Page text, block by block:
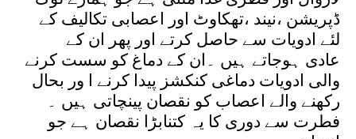
ڈپریشن ،نیند ،تھکاوٹ اور اعصابی تکالیف کے
لئے ادویات سے حاصل کرتے اور پھر ان کے
عادی ہوجاتے ہیں ۔ان کے دماغ کو سست کرنے
والی ادویات دماغی کنکشز پیدا کرنے ا ور بحال
رکھنے والے اعصاب کو نقصان پینچاتی ہیں ۔
فطرت سے دوری کا یہ کتنابڑا نقصان ہے جو